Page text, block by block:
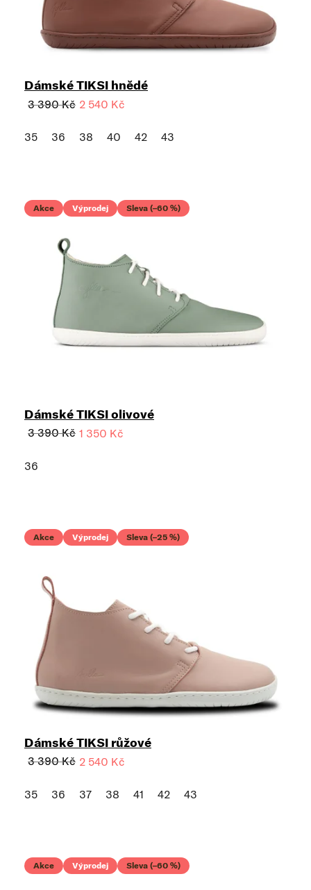
Dámské TIKSI hnědé
3 390 Kč 2 540 Kč
35 36 38 40 42 43
Akce Výprodej Sleva (–60 %)
Dámské TIKSI olivové
3 390 Kč 1 350 Kč
36
Akce Výprodej Sleva (–25 %)
Dámské TIKSI růžové
3 390 Kč 2 540 Kč
35 36 37 38 41 42 43
Akce Výprodej Sleva (–60 %)